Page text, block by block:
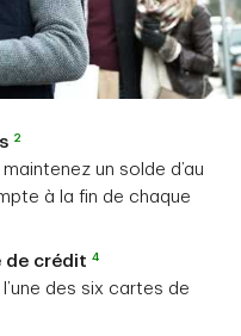
2
un solde d’au
à la fin de chaque
de crédit 4
des six cartes de